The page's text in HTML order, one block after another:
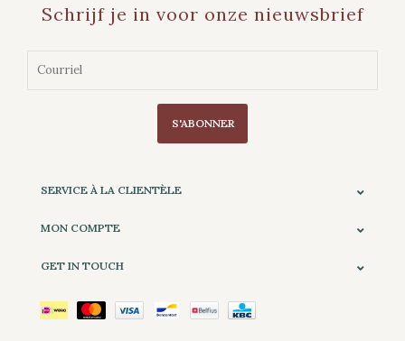
Schrijf je in voor onze nieuwsbrief
S'ABONNER
SERVICE À LA CLIENTÈLE
MON COMPTE
GET IN TOUCH